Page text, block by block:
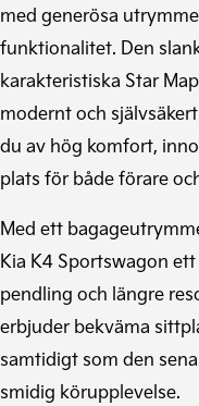
med generösa
funktionalitet. Den
karakteristiska Star
modernt och
du av hög komfort,
plats för både förare
Med ett
Kia K4 Sportswagon
pendling och längre
erbjuder bekväma
samtidigt som den
smidig körupplevelse.